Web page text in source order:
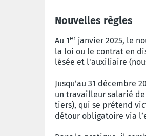
Nouvelles règles
Au 1er janvier 2025, le
la loi ou le contrat en
lésée et l'auxiliaire
Jusqu’au 31 décembre
un travailleur salarié
tiers), qui se prétend
détour obligatoire via